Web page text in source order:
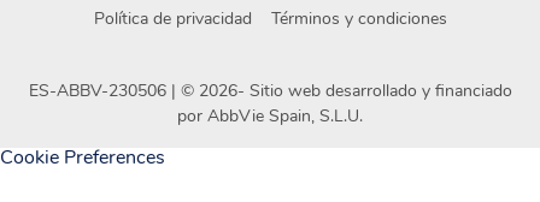
Política de privacidad Términos y condiciones
ES-ABBV-230506 | © 2026- Sitio web desarrollado y financiado
por AbbVie Spain, S.L.U.
Cookie Preferences